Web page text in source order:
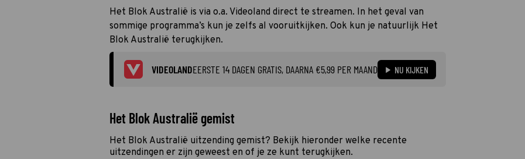
Het Blok Australië is via o.a. Videoland direct te streamen. In het geval van
sommige programma’s kun je zelfs al vooruitkijken. Ook kun je natuurlijk Het
Blok Australië terugkijken.
VIDEOLANDEERSTE 14 DAGEN GRATIS, DAARNA €5,99 PER MAAND NU KIJKEN
Het Blok Australië gemist
Het Blok Australië uitzending gemist? Bekijk hieronder welke recente
uitzendingen er zijn geweest en of je ze kunt terugkijken.